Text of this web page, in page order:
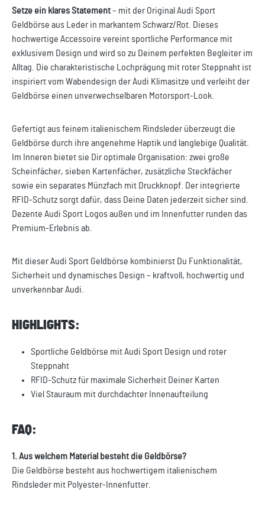
Setze ein klares Statement– mit der Original Audi Sport
Geldbörse aus Leder in markantem Schwarz/Rot. Dieses
hochwertige Accessoire vereint sportliche Performance mit
exklusivem Design und wird so zu Deinem perfekten Begleiter im
Alltag. Die charakteristische Lochprägung mit roter Steppnaht ist
inspiriert vom Wabendesign der Audi Klimasitze und verleiht der
Geldbörse einen unverwechselbaren Motorsport-Look.
Gefertigt aus feinem italienischem Rindsleder überzeugt die
Geldbörse durch ihre angenehme Haptik und langlebige Qualität.
Im Inneren bietet sie Dir optimale Organisation: zwei große
Scheinfächer, sieben Kartenfächer, zusätzliche Steckfächer
sowie ein separates Münzfach mit Druckknopf. Der integrierte
RFID-Schutz sorgt dafür, dass Deine Daten jederzeit sicher sind.
Dezente Audi Sport Logos außen und im Innenfutter runden das
Premium-Erlebnis ab.
Mit dieser Audi Sport Geldbörse kombinierst Du Funktionalität,
Sicherheit und dynamisches Design – kraftvoll, hochwertig und
unverkennbar Audi.
HIGHLIGHTS:
Sportliche Geldbörse mit Audi Sport Design und roter
Steppnaht
RFID-Schutz für maximale Sicherheit Deiner Karten
Viel Stauraum mit durchdachter Innenaufteilung
FAQ:
1. Aus welchem Material besteht die Geldbörse?
Die Geldbörse besteht aus hochwertigem italienischem
Rindsleder mit Polyester-Innenfutter.